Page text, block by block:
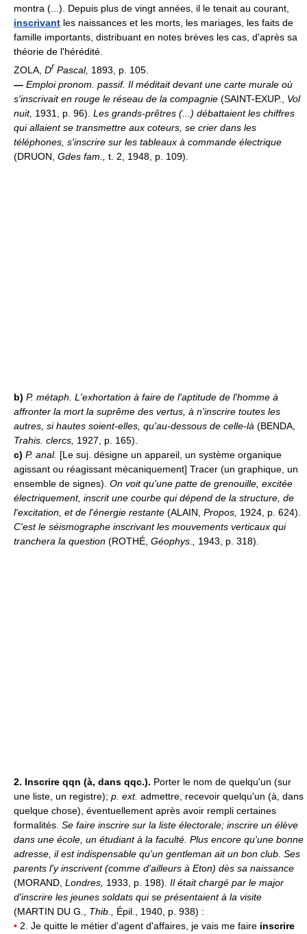
montra (...). Depuis plus de vingt années, il le tenait au courant,
inscrivant les naissances et les morts, les mariages, les faits de
famille importants, distribuant en notes brèves les cas, d'après sa
théorie de l'hérédité.
ZOLA, Dr Pascal, 1893, p. 105.
— Emploi pronom. passif. Il méditait devant une carte murale où
s'inscrivait en rouge le réseau de la compagnie (SAINT-EXUP., Vol
nuit, 1931, p. 96). Les grands-prêtres (...) débattaient les chiffres
qui allaient se transmettre aux coteurs, se crier dans les
téléphones, s'inscrire sur les tableaux à commande électrique
(DRUON, Gdes fam., t. 2, 1948, p. 109).
b) P. métaph. L'exhortation à faire de l'aptitude de l'homme à
affronter la mort la suprême des vertus, à n'inscrire toutes les
autres, si hautes soient-elles, qu'au-dessous de celle-là (BENDA,
Trahis. clercs, 1927, p. 165).
c) P. anal. [Le suj. désigne un appareil, un système organique
agissant ou réagissant mécaniquement] Tracer (un graphique, un
ensemble de signes). On voit qu'une patte de grenouille, excitée
électriquement, inscrit une courbe qui dépend de la structure, de
l'excitation, et de l'énergie restante (ALAIN, Propos, 1924, p. 624).
C'est le séismographe inscrivant les mouvements verticaux qui
tranchera la question (ROTHÉ, Géophys., 1943, p. 318).
2. Inscrire qqn (à, dans qqc.). Porter le nom de quelqu'un (sur
une liste, un registre); p. ext. admettre, recevoir quelqu'un (à, dans
quelque chose), éventuellement après avoir rempli certaines
formalités. Se faire inscrire sur la liste électorale; inscrire un élève
dans une école, un étudiant à la faculté. Plus encore qu'une bonne
adresse, il est indispensable qu'un gentleman ait un bon club. Ses
parents l'y inscrivent (comme d'ailleurs à Eton) dès sa naissance
(MORAND, Londres, 1933, p. 198). Il était chargé par le major
d'inscrire les jeunes soldats qui se présentaient à la visite
(MARTIN DU G., Thib., Épil., 1940, p. 938) :
• 2. Je quitte le métier d'agent d'affaires, je vais me faire inscrire